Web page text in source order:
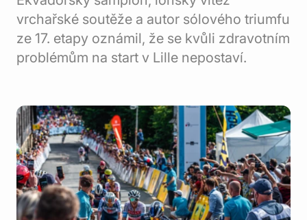
vrchařské soutěže a autor sólového triumfu
ze 17. etapy oznámil, že se kvůli zdravotním
problémům na start v Lille nepostaví.